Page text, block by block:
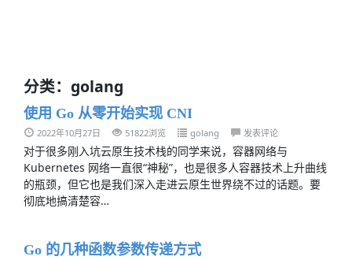
分类：golang
使用 Go 从零开始实现 CNI
2022年10月27日 51822浏览 golang 发表评论
对于很多刚入坑云原生技术栈的同学来说，容器网络与
Kubernetes 网络一直很“神秘”，也是很多人容器技术上升曲线
的瓶颈，但它也是我们深入走进云原生世界绕不过的话题。要
彻底地搞清楚容…
Go 的几种函数参数传递方式